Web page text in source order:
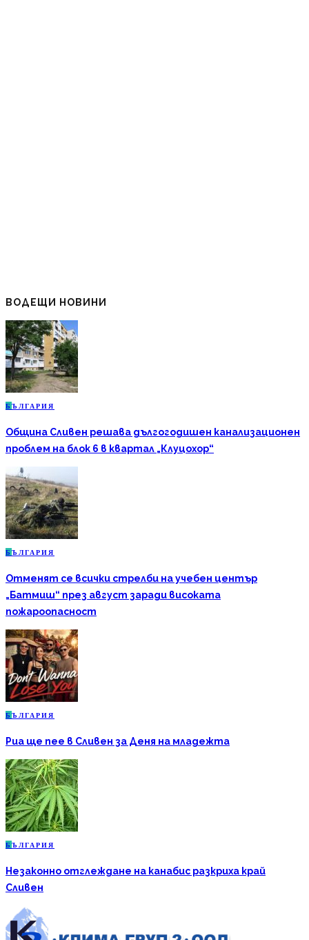
ВОДЕЩИ НОВИНИ
Б ЪЛГАРИЯ
Община Сливен решава дългогодишен канализационен
проблем на блок 6 в квартал „Клуцохор“
Б ЪЛГАРИЯ
Отменят се всички стрелби на учебен център
„Батмиш“ през август заради високата
пожароопасност
Б ЪЛГАРИЯ
Риа ще пее в Сливен за Деня на младежта
Б ЪЛГАРИЯ
Незаконно отглеждане на канабис разкриха край
Сливен